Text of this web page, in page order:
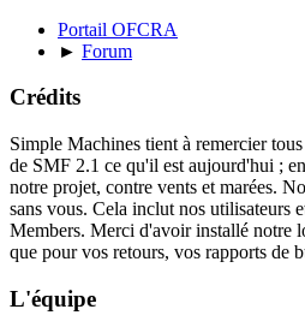
Portail OFCRA
► Forum
Crédits
Simple Machines tient à remercier
de SMF 2.1 ce qu'il est aujourd'hui ;
notre projet, contre vents et marées.
sans vous. Cela inclut nos utilisateurs
Members. Merci d'avoir installé notre
que pour vos retours, vos rapports de
L'équipe